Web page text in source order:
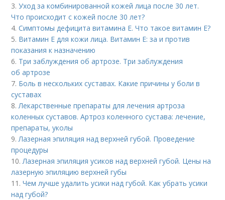
3.Уход за комбинированной кожей лица после 30 лет.
Что происходит с кожей после 30 лет?
4.Симптомы дефицита витамина E. Что такое витамин Е?
5. Витамин E для кожи лица. Витамин Е: за и против
показания к назначению
6. Три заблуждения об артрозе. Три заблуждения
об артрозе
7. Боль в нескольких суставах. Какие причины у боли в
суставах
8.Лекарственные препараты для лечения артроза
коленных суставов. Артроз коленного сустава: лечение,
препараты, уколы
9.Лазерная эпиляция над верхней губой. Проведение
процедуры
10.Лазерная эпиляция усиков над верхней губой. Цены на
лазерную эпиляцию верхней губы
11.Чем лучше удалить усики над губой. Как убрать усики
над губой?